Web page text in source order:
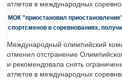
атлетов в международных
МОК "приостановил
спортсменов в соревнованиях,
Международный олимпийский
отменил отстранение
и рекомендовала снять
атлетов в международных